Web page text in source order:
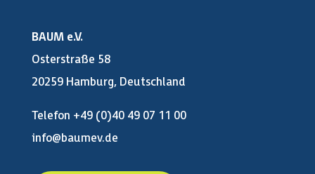
BAUM e.V.
Osterstraße 58
20259 Hamburg, Deutschland
Telefon +49 (0)40 49 07 11 00
info@baumev.de